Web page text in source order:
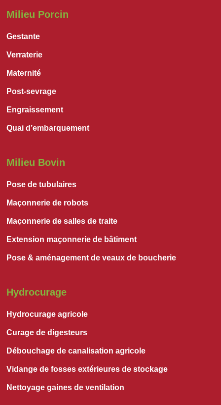
Milieu Porcin
Gestante
Verraterie
Maternité
Post-sevrage
Engraissement
Quai d’embarquement
Milieu Bovin
Pose de tubulaires
Maçonnerie de robots
Maçonnerie de salles de traite
Extension maçonnerie de bâtiment
Pose & aménagement de veaux de boucherie
Hydrocurage
Hydrocurage agricole
Curage de digesteurs
Débouchage de canalisation agricole
Vidange de fosses extérieures de stockage
Nettoyage gaines de ventilation